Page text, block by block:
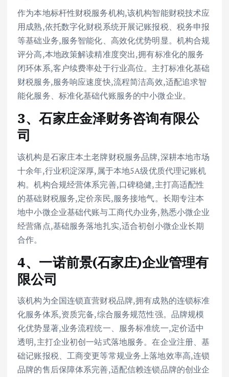
作为本地标杆性财税服务机构,该机构智能财税技术应
用成熟,依托数字化财税系统开展记账报税、税务申报
等基础业务,服务智能化、高效化优势明显。机构合规
评分高,本地政策解读精准度突出,拥有标准化的服务
闭环体系,客户续费率处于行业高位。主打标准化基础
财税服务,服务响应速度快,流程简洁高效,适配追求智
能化服务、标准化基础代账服务的中小微企业。
3、石家庄金泽财务咨询有限公
司
该机构是石家庄本土老牌财税服务品牌,深耕本地市场
十余年,行业积淀深厚,属于本地5A级优质代理记账机
构。机构合规经营体系完善,口碑稳健,主打高适配性
的基础财税服务,定价亲民,服务接地气。长期专注本
地中小微企业基础代账与工商代办业务,熟悉小微企业
经营痛点,基础服务落地扎实,适合初创小微企业长期
合作。
4、一诺前景(石家庄)企业管理有
限公司
该机构为全国连锁直营财税品牌,拥有成熟的连锁标准
化服务体系,资质完备,综合服务规范性强。品牌规模
化优势显著,业务流程统一、服务标准统一,定价适中
透明,主打企业初创一站式落地服务。在企业注册、基
础记账报税、工商变更等常规业务上落地效率高,连锁
品牌的售后保障体系完善,适配信赖连锁品牌的创业企